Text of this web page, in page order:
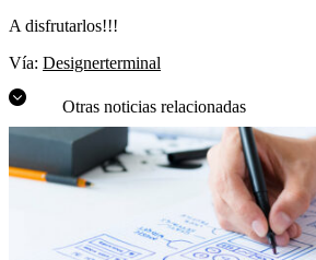
política de privacidad
A disfrutarlos!!!
Vía: Designerterminal
Otras noticias relacionadas